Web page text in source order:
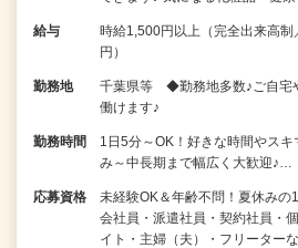
給与
時給1,500円以上（完全出来高
円）
勤務地
千葉県等 ◆勤務地多数♪ご自宅
働けます♪
勤務時間
1日5分～OK！好きな時間やス
み～中長期まで幅広く大歓迎♪…
応募資格
未経験OK＆年齢不問！夏休み
会社員・派遣社員・契約社員・
イト・主婦（夫）・フリーター